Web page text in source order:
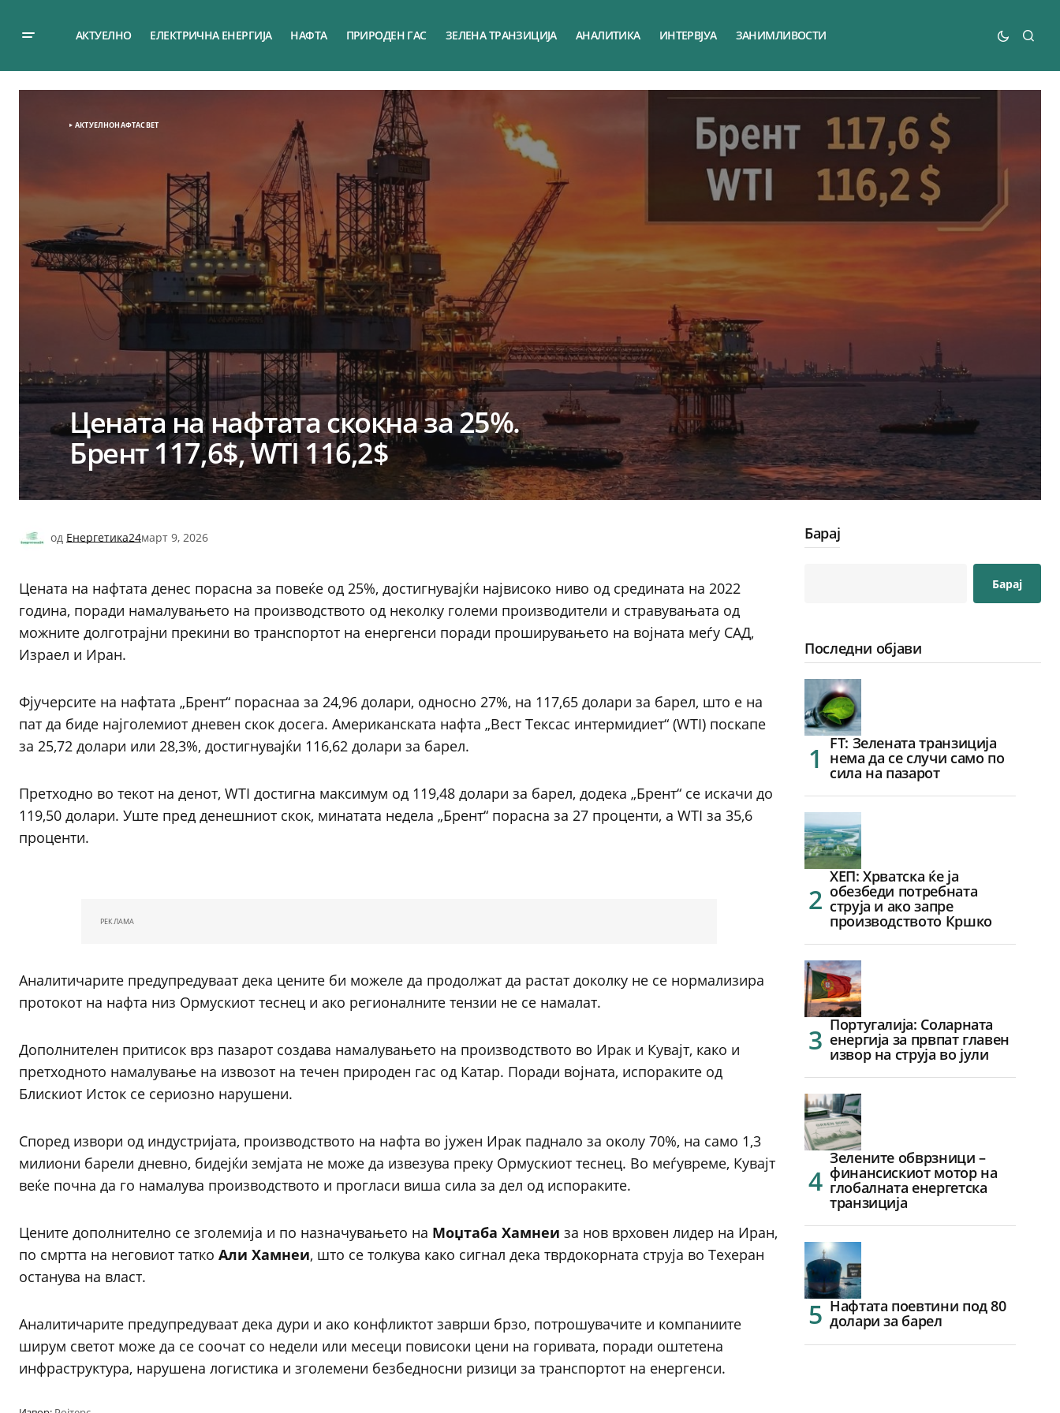
АКТУЕЛНО ЕЛЕКТРИЧНА ЕНЕРГИЈА НАФТА ПРИРОДЕН ГАС ЗЕЛЕНА ТРАНЗИЦИЈА АНАЛИТИКА ИНТЕРВЈУА ЗАНИМЛИВОСТИ
АКТУЕЛНОНАФТАСВЕТ
Цената на нафтата скокна за 25%.
Брент 117,6$, WTI 116,2$
од Енергетика24март 9, 2026
Цената на нафтата денес порасна за повеќе од 25%, достигнувајќи највисоко ниво од средината на 2022
година, поради намалувањето на производството од неколку големи производители и стравувањата од
можните долготрајни прекини во транспортот на енергенси поради проширувањето на војната меѓу САД,
Израел и Иран.
Фјучерсите на нафтата „Брент“ пораснаа за 24,96 долари, односно 27%, на 117,65 долари за барел, што е на
пат да биде најголемиот дневен скок досега. Американската нафта „Вест Тексас интермидиет“ (WTI) поскапе
за 25,72 долари или 28,3%, достигнувајќи 116,62 долари за барел.
Претходно во текот на денот, WTI достигна максимум од 119,48 долари за барел, додека „Брент“ се искачи до
119,50 долари. Уште пред денешниот скок, минатата недела „Брент“ порасна за 27 проценти, а WTI за 35,6
проценти.
РЕКЛАМА
Аналитичарите предупредуваат дека цените би можеле да продолжат да растат доколку не се нормализира
протокот на нафта низ Ормускиот теснец и ако регионалните тензии не се намалат.
Дополнителен притисок врз пазарот создава намалувањето на производството во Ирак и Кувајт, како и
претходното намалување на извозот на течен природен гас од Катар. Поради војната, испораките од
Блискиот Исток се сериозно нарушени.
Според извори од индустријата, производството на нафта во јужен Ирак паднало за околу 70%, на само 1,3
милиони барели дневно, бидејќи земјата не може да извезува преку Ормускиот теснец. Во меѓувреме, Кувајт
веќе почна да го намалува производството и прогласи виша сила за дел од испораките.
Цените дополнително се зголемија и по назначувањето на Моџтаба Хамнеи за нов врховен лидер на Иран,
по смртта на неговиот татко Али Хамнеи, што се толкува како сигнал дека тврдокорната струја во Техеран
останува на власт.
Аналитичарите предупредуваат дека дури и ако конфликтот заврши брзо, потрошувачите и компаниите
ширум светот може да се соочат со недели или месеци повисоки цени на горивата, поради оштетена
инфраструктура, нарушена логистика и зголемени безбедносни ризици за транспортот на енергенси.
Барај
Барај
Последни објави
FT: Зелената транзиција
нема да се случи само по
сила на пазарот
ХЕП: Хрватска ќе ја
обезбеди потребната
струја и ако запре
производството Кршко
Португалија: Соларната
енергија за првпат главен
извор на струја во јули
Зелените обврзници –
финансискиот мотор на
глобалната енергетска
транзиција
Нафтата поевтини под 80
долари за барел